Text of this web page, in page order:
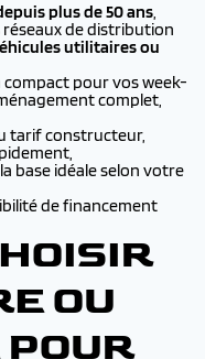
plus de 50 ans,
de distribution
utilitaires ou
pour vos week-
complet,
tarif constructeur,
base idéale selon votre
de financement
OU